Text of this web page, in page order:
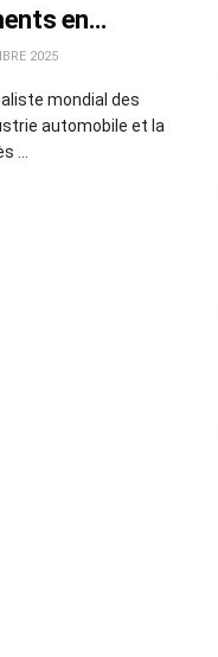
en
2025
mondial des
automobile et la
...